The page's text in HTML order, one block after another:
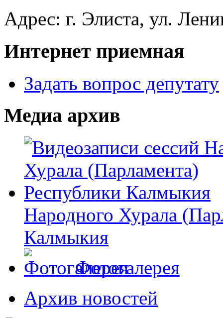
Адрес: г. Элиста, ул.
Интернет приемная
Задать вопрос депутату
Медиа архив
Народного Хурала
Калмыкия
Фотогалерея
Архив новостей